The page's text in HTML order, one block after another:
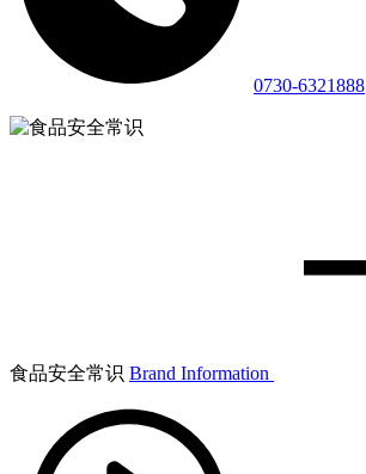
0730-6321888
食品安全常识 Brand Information